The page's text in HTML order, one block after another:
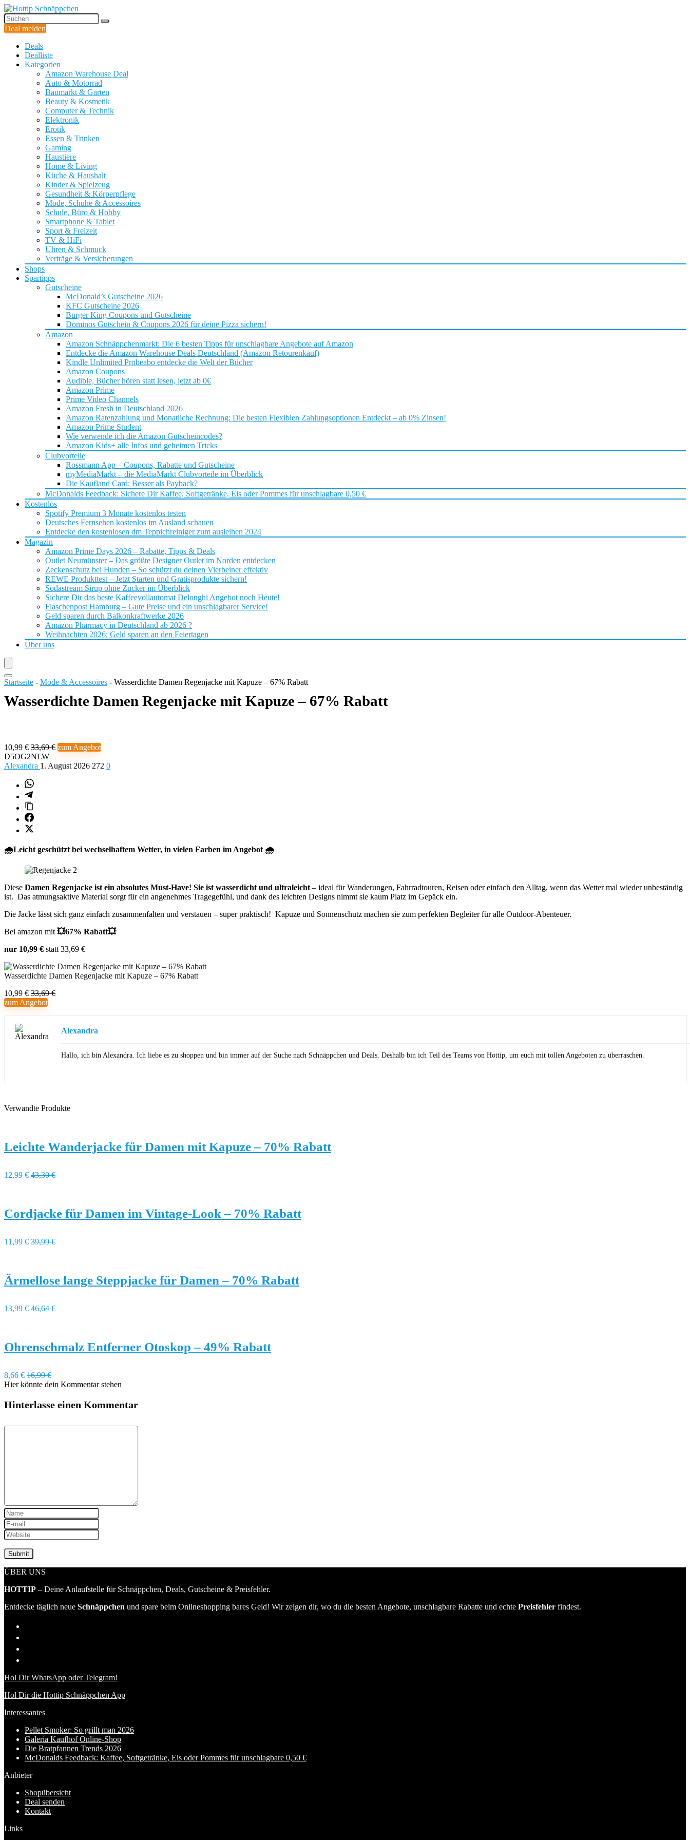
Deal melden
Deals
Dealliste
Kategorien
Amazon Warehouse Deal
Auto & Motorrad
Baumarkt & Garten
Beauty & Kosmetik
Computer & Technik
Elektronik
Erotik
Essen & Trinken
Gaming
Haustiere
Home & Living
Küche & Haushalt
Kinder & Spielzeug
Gesundheit & Körperpflege
Mode, Schuhe & Accessoires
Schule, Büro & Hobby
Smartphone & Tablet
Sport & Freizeit
TV & HiFi
Uhren & Schmuck
Verträge & Versicherungen
Shops
Spartipps
Gutscheine
McDonald’s Gutscheine 2026
KFC Gutscheine 2026
Burger King Coupons und Gutscheine
Dominos Gutschein & Coupons 2026 für deine Pizza sichern!
Amazon
Amazon Schnäppchenmarkt: Die 6 besten Tipps für unschlagbare Angebote auf Amazon
Entdecke die Amazon Warehouse Deals Deutschland (Amazon Retourenkauf)
Kindle Unlimited Probeabo entdecke die Welt der Bücher
Amazon Coupons
Audible, Bücher hören statt lesen, jetzt ab 0€
Amazon Prime
Prime Video Channels
Amazon Fresh in Deutschland 2026
Amazon Ratenzahlung und Monatliche Rechnung: Die besten Flexiblen Zahlungsoptionen Entdeckt – ab 0% Zinsen!
Amazon Prime Student
Wie verwende ich die Amazon Gutscheincodes?
Amazon Kids+ alle Infos und geheimen Tricks
Clubvorteile
Rossmann App – Coupons, Rabatte und Gutscheine
myMediaMarkt – die MediaMarkt Clubvorteile im Überblick
Die Kaufland Card: Besser als Payback?
McDonalds Feedback: Sichere Dir Kaffee, Softgetränke, Eis oder Pommes für unschlagbare 0,50 €
Kostenlos
Spotify Premium 3 Monate kostenlos testen
Deutsches Fernsehen kostenlos im Ausland schauen
Entdecke den kostenlosen dm Teppichreiniger zum ausleihen 2024
Magazin
Amazon Prime Days 2026 – Rabatte, Tipps & Deals
Outlet Neumünster – Das größte Designer Outlet im Norden entdecken
Zeckenschutz bei Hunden – So schützt du deinen Vierbeiner effektiv
REWE Produkttest – Jetzt Starten und Gratisprodukte sichern!
Sodastream Sirup ohne Zucker im Überblick
Sichere Dir das beste Kaffeevollautomat Delonghi Angebot noch Heute!
Flaschenpost Hamburg – Gute Preise und ein unschlagbarer Service!
Geld sparen durch Balkonkraftwerke 2026
Amazon Pharmacy in Deutschland ab 2026 ?
Weihnachten 2026: Geld sparen an den Feiertagen
Über uns
Startseite - Mode & Accessoires - Wasserdichte Damen Regenjacke mit Kapuze – 67% Rabatt
Wasserdichte Damen Regenjacke mit Kapuze – 67% Rabatt
10,99 € 33,69 € zum Angebot
D5OG2NLW
Alexandra 1. August 2026 272 0
🌧️Leicht geschützt bei wechselhaftem Wetter, in vielen Farben im Angebot 🌧️
Diese Damen Regenjacke ist ein absolutes Must-Have! Sie ist wasserdicht und ultraleicht – ideal für Wanderungen, Fahrradtouren, Reisen oder einfach den Alltag, wenn das Wetter mal wieder unbeständig
ist. Das atmungsaktive Material sorgt für ein angenehmes Tragegefühl, und dank des leichten Designs nimmt sie kaum Platz im Gepäck ein.
Die Jacke lässt sich ganz einfach zusammenfalten und verstauen – super praktisch! Kapuze und Sonnenschutz machen sie zum perfekten Begleiter für alle Outdoor-Abenteuer.
Bei amazon mit 💥67% Rabatt💥
nur 10,99 € statt 33,69 €
Wasserdichte Damen Regenjacke mit Kapuze – 67% Rabatt
10,99 € 33,69 €
zum Angebot
Alexandra
Hallo, ich bin Alexandra. Ich liebe es zu shoppen und bin immer auf der Suche nach Schnäppchen und Deals. Deshalb bin ich Teil des Teams von Hottip, um euch mit tollen Angeboten zu überraschen.
Verwandte Produkte
Leichte Wanderjacke für Damen mit Kapuze – 70% Rabatt
12,99 € 43,30 €
Cordjacke für Damen im Vintage-Look – 70% Rabatt
11,99 € 39,99 €
Ärmellose lange Steppjacke für Damen – 70% Rabatt
13,99 € 46,64 €
Ohrenschmalz Entferner Otoskop – 49% Rabatt
8,66 € 16,99 €
Hier könnte dein Kommentar stehen
Hinterlasse einen Kommentar
ÜBER UNS
HOTTIP – Deine Anlaufstelle für Schnäppchen, Deals, Gutscheine & Preisfehler.
Entdecke täglich neue Schnäppchen und spare beim Onlineshopping bares Geld! Wir zeigen dir, wo du die besten Angebote, unschlagbare Rabatte und echte Preisfehler findest.
Hol Dir WhatsApp oder Telegram!
Hol Dir die Hottip Schnäppchen App
Interessantes
Pellet Smoker: So grillt man 2026
Galeria Kaufhof Online-Shop
Die Bratpfannen Trends 2026
McDonalds Feedback: Kaffee, Softgetränke, Eis oder Pommes für unschlagbare 0,50 €
Anbieter
Shopübersicht
Deal senden
Kontakt
Links